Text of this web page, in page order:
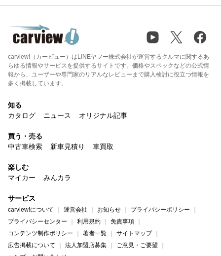
carview!（カービュー）はLINEヤフー株式会社が運営するクルマに関するあ
らゆる情報やサービスを提供するサイトです。価格やスペックなどの公式情
報から、ユーザーや専門家のリアルなレビューまで購入検討に役立つ情報を
多く掲載しています。
知る
カタログ
ニュース オリジナル記事
買う・売る
中古車検索
新車見積り 車買取
楽しむ
マイカー
みんカラ
サービス
carview!について 運営会社 お知らせ
プライバシーポリシー
プライバシーセンター
利用規約
免責事項
コンテンツ制作ポリシー
著者一覧
サイトマップ
広告掲載について
法人加盟店募集
ご意見・ご要望